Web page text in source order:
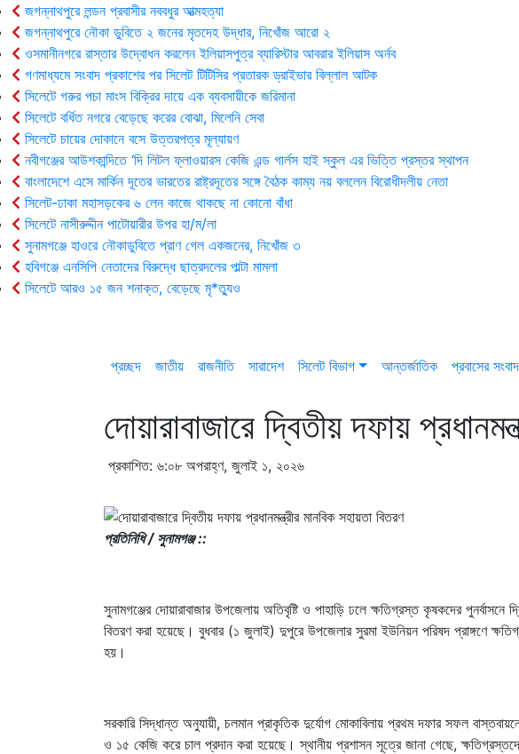
জগন্নাথপুরে লন্ডন প্রবাসীর নববধুর আত্মহত্যা
জগন্নাথপুরে নৌকা ডুবিতে ২ জনের মৃতদেহ উদ্ধার, নিখোঁজ আরো ২
ওসমানীনগরে রাস্তার উদ্বোধন করলেন ইলিয়াসপুত্র ব্যারিস্টার আবরার ইলিয়াস অর্নব
গণমাধ্যমে সংবাদ প্রকাশের পর সিলেট টিটিসির প্রতারক ড্রাইভার বিল্লাল আটক
সিলেটে গরুর পচা মাংস বিক্রির দায়ে এক ব্যবসায়ীকে জরিমানা
সিলেটে বর্ধিত নগরে বেড়েছে করের বোঝা, মিলেনি সেবা
সিলেটে চায়ের দোকানে বসে উত্তরপত্র মূল্যায়ণ
নবীগঞ্জের আউশকান্দিতে ‘দি লিটল ফ্লাওয়ারস কেজি এন্ড গার্লস হাই স্কুল এর ভিত্তি প্রস্তর স্থাপন
বাংলাদেশে এসে মার্কিন দূতের ভারতের রাষ্ট্রদূতের সঙ্গে বৈঠক কাম্য নয় বললেন বিরোধীদলীয় নেতা
সিলেট-ঢাকা মহাসড়কের ৬ লেন কাজে থাকছে না কোনো বাঁধা
সিলেটে নাসীরুদ্দীন পাটোয়ারীর উপর হা/ম/লা
সুনামগঞ্জে হাওরে নৌকাডুবিতে প্রাণ গেল একজনের, নিখোঁজ ৩
হবিগঞ্জে এনসিপি নেতাদের বিরুদ্ধে ছাত্রদলের পাল্টা মামলা
সিলেটে আরও ১৫ জন শনাক্ত, বেড়েছে মৃ*ত্যুও
প্রচ্ছদ জাতীয় রাজনীতি সারাদেশ সিলেট বিভাগ আন্তর্জাতিক প্রবাসের সংবাদ
দোয়ারাবাজারে দ্বিতীয় দফায়
প্রকাশিত: ৬:০৮ অপরাহ্ণ, জুলাই ১, ২০২৬
প্রতিনিধি / সুনামগঞ্জ ::
সুনামগঞ্জের দোয়ারাবাজার উপজেলায় অতিবৃষ্টি ও পাহাড়ি ঢলে ক্ষতিগ্রস্ত কৃষকদের পুনর্বাসনে
বিতরণ করা হয়েছে। বুধবার (১ জুলাই) দুপুরে উপজেলার সুরমা ইউনিয়ন পরিষদ প্রাঙ্গণে
হয়।
সরকারি সিদ্ধান্ত অনুযায়ী, চলমান প্রাকৃতিক দুর্যোগ মোকাবিলায় প্রথম দফার সফল
ও ১৫ কেজি করে চাল প্রদান করা হয়েছে। স্থানীয় প্রশাসন সূত্রে জানা গেছে,